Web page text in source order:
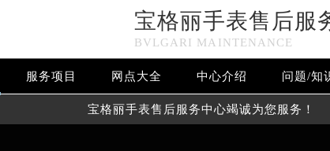
宝格丽手表售后服
BVLGARI MAINTENANCE
服务项目 网点大全 中心介绍 问题/知
宝格丽手表售后服务中心竭诚为您服务！